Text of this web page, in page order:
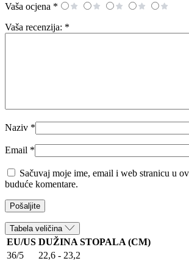
Vaša ocjena *
Vaša recenzija: *
Naziv *
Email *
Sačuvaj moje ime, email i web stranicu u
buduće komentare.
Tabela veličina
EU/US DUŽINA STOPALA (CM)
36/5
22,6 - 23,2